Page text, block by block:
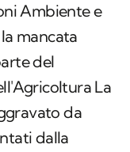
Ambiente e
mancata
del
La
da
dalla